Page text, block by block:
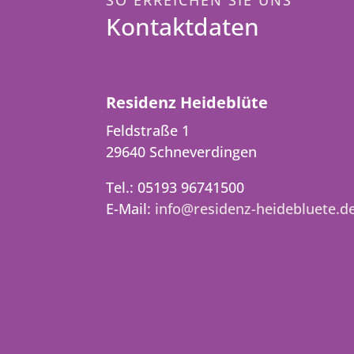
Kontaktdaten
Residenz Heideblüte
Feldstraße 1
29640 Schneverdingen
Tel.: 05193 96741500
E-Mail: info@residenz-